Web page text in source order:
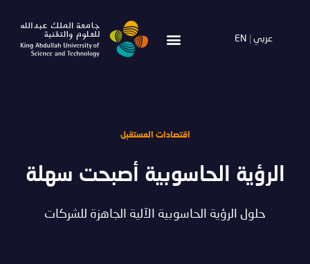
EN |عربي
اقتصادات المستقبل
الرؤية الحاسوبية أصبحت سهلة
حلول الرؤية الحاسوبية الآلية الجاهزة للشركات